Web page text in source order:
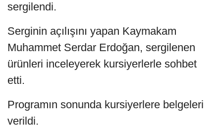
sergilendi.
Serginin açılışını yapan Kaymakam
Muhammet Serdar Erdoğan, sergilenen
ürünleri inceleyerek kursiyerlerle sohbet
etti.
Programın sonunda kursiyerlere belgeleri
verildi.